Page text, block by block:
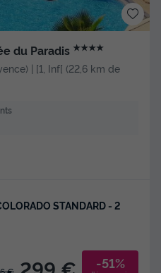
du Paradis ★★★★
| [1, Inf[ (22,6 km de
STANDARD - 2
-51%